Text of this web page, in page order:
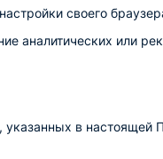
своего
аналитических или
в настоящей